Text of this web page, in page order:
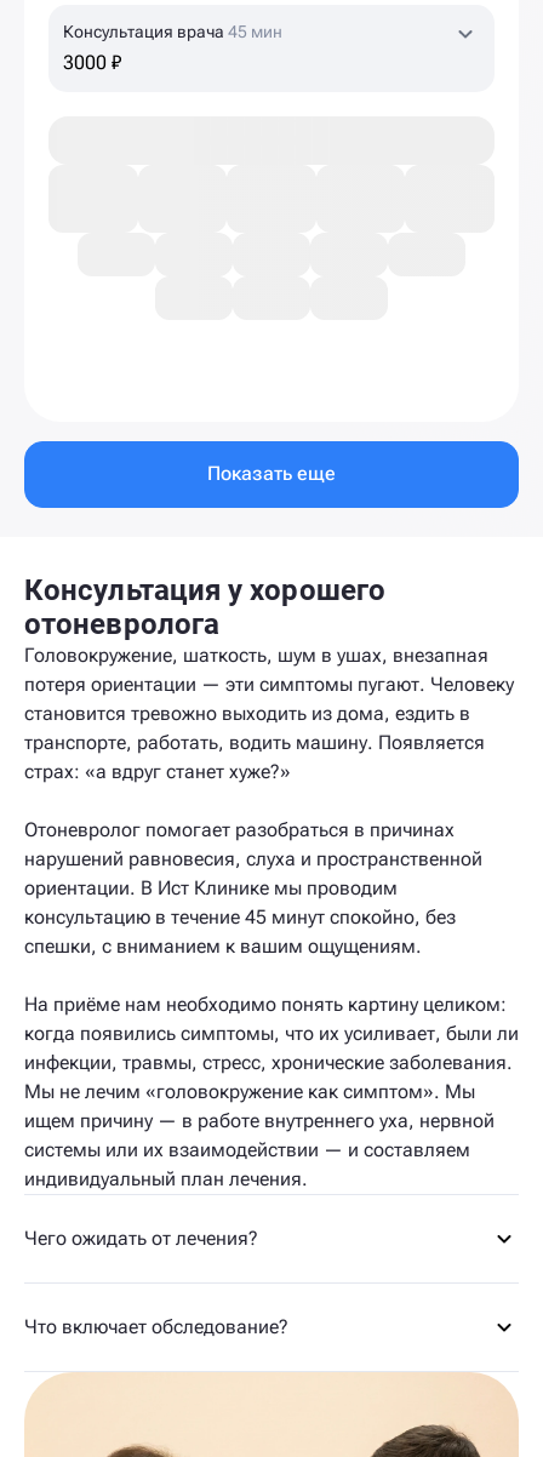
Консультация врача 45 мин
3000 ₽
Показать еще
Консультация у хорошего
отоневролога
Головокружение, шаткость, шум в ушах, внезапная
потеря ориентации — эти симптомы пугают. Человеку
становится тревожно выходить из дома, ездить в
транспорте, работать, водить машину. Появляется
страх: «а вдруг станет хуже?»
Отоневролог помогает разобраться в причинах
нарушений равновесия, слуха и пространственной
ориентации. В Ист Клинике мы проводим
консультацию в течение 45 минут спокойно, без
спешки, с вниманием к вашим ощущениям.
На приёме нам необходимо понять картину целиком:
когда появились симптомы, что их усиливает, были ли
инфекции, травмы, стресс, хронические заболевания.
Мы не лечим «головокружение как симптом». Мы
ищем причину — в работе внутреннего уха, нервной
системы или их взаимодействии — и составляем
индивидуальный план лечения.
Чего ожидать от лечения?
Что включает обследование?